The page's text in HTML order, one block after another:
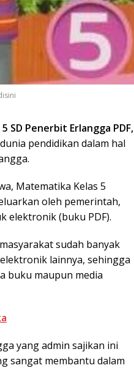
SD Penerbit Erlangga PDF,
pendidikan dalam hal
Matematika Kelas 5
oleh pemerintah,
elektronik (buku PDF).
sudah banyak
lainnya, sehingga
buku maupun media
yang admin sajikan ini
sangat membantu dalam